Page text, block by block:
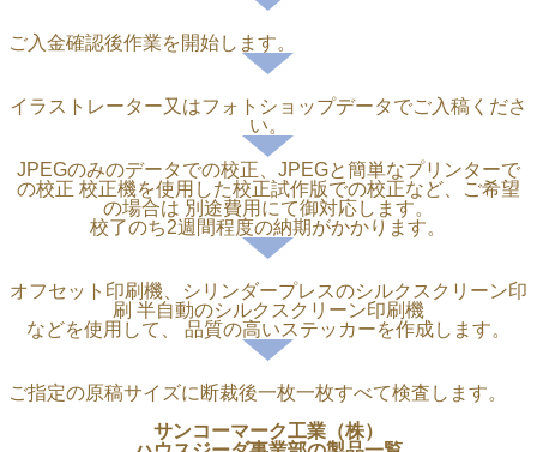
ご入金確認後作業を開始します。
イラストレーター又はフォトショップデータでご入稿くださ
い。
JPEGのみのデータでの校正、JPEGと簡単なプリンターで
の校正 校正機を使用した校正試作版での校正など、ご希望
の場合は 別途費用にて御対応します。
校了のち2週間程度の納期がかかります。
オフセット印刷機、シリンダープレスのシルクスクリーン印
刷 半自動のシルクスクリーン印刷機
などを使用して、 品質の高いステッカーを作成します。
ご指定の原稿サイズに断裁後一枚一枚すべて検査します。
サンコーマーク工業（株）